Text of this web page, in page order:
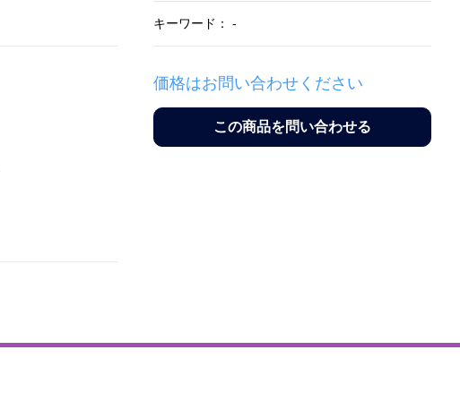
キーワード： -
価格はお問い合わせください
この商品を問い合わせる